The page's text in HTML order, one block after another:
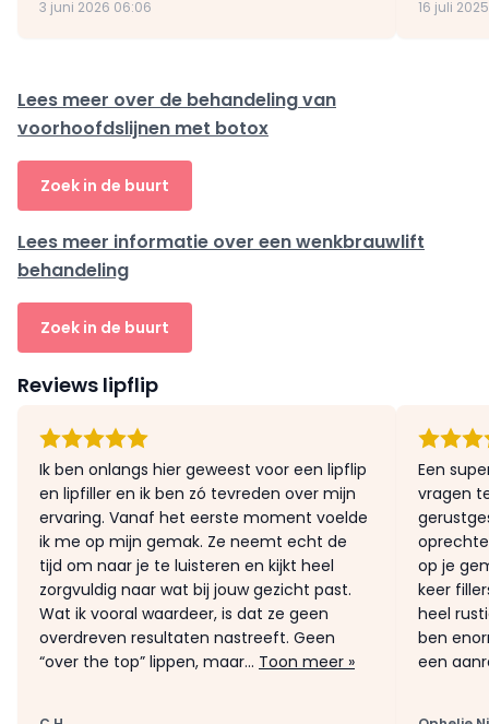
3 juni 2026 06:06
16 juli 2025
Lees meer over de behandeling van
voorhoofdslijnen met botox
Zoek in de buurt
Lees meer informatie over een wenkbrauwlift
behandeling
Zoek in de buurt
Reviews lipflip
Ik ben onlangs hier geweest voor een lipflip
en lipfiller en ik ben zó tevreden over mijn
ervaring. Vanaf het eerste moment voelde
ik me op mijn gemak. Ze neemt echt de
tijd om naar je te luisteren en kijkt heel
zorgvuldig naar wat bij jouw gezicht past.
Wat ik vooral waardeer, is dat ze geen
overdreven resultaten nastreeft. Geen
“over the top” lippen, maar... Toon meer »
Een
vragen
op je
keer
heel
ben
een